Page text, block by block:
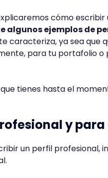
cómo
algunos ejemplos de
caracteriza, ya sea que
para tu portafolio o
tienes hasta el
y
un perfil profesional,